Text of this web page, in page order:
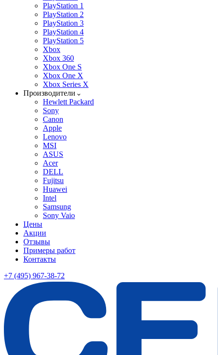
PlayStation 1
PlayStation 2
PlayStation 3
PlayStation 4
PlayStation 5
Xbox
Xbox 360
Xbox One S
Xbox One X
Xbox Series X
Производители
Hewlett Packard
Sony
Canon
Apple
Lenovo
MSI
ASUS
Acer
DELL
Fujitsu
Huawei
Intel
Samsung
Sony Vaio
Цены
Акции
Отзывы
Примеры работ
Контакты
+7 (495) 967-38-72